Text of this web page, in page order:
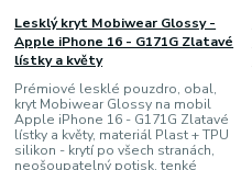
Lesklý kryt Mobiwear Glossy -
Apple iPhone 16 - G171G Zlatavé
lístky a květy
Prémiové lesklé pouzdro, obal,
kryt Mobiwear Glossy na mobil
Apple iPhone 16 - G171G Zlatavé
lístky a květy, materiál Plast + TPU
silikon - krytí po všech stranách,
neošoupatelný potisk, tenké